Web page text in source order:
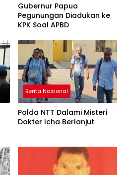
Gubernur Papua
Pegunungan Diadukan ke
KPK Soal APBD
Berita Nasional
Polda NTT Dalami Misteri
Dokter Icha Berlanjut